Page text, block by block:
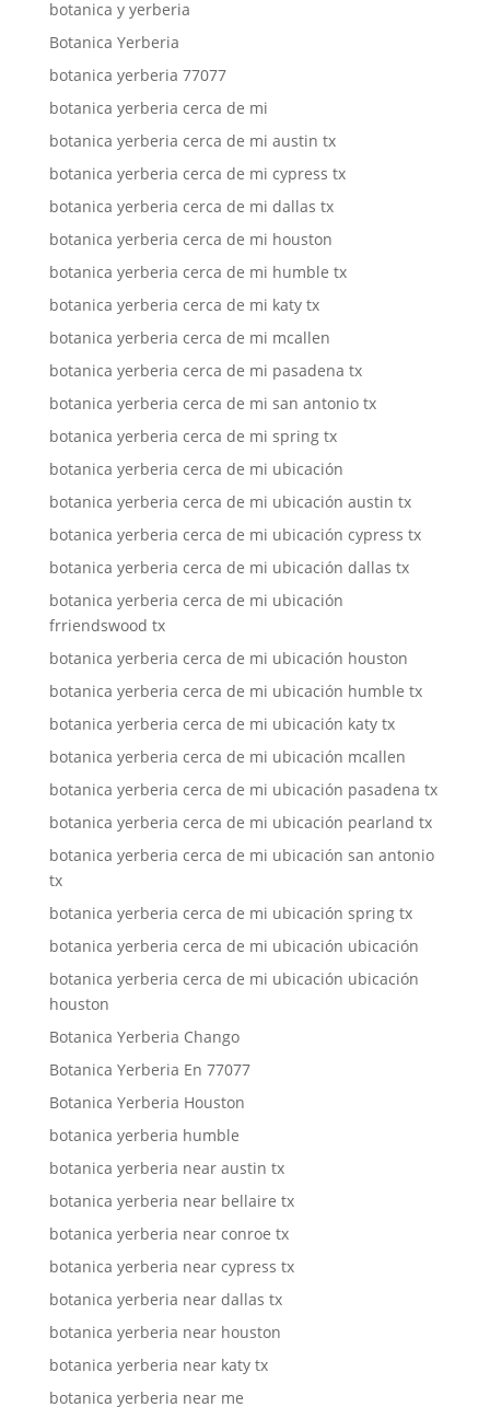
botanica y yerberia
Botanica Yerberia
botanica yerberia 77077
botanica yerberia cerca de mi
botanica yerberia cerca de mi austin tx
botanica yerberia cerca de mi cypress tx
botanica yerberia cerca de mi dallas tx
botanica yerberia cerca de mi houston
botanica yerberia cerca de mi humble tx
botanica yerberia cerca de mi katy tx
botanica yerberia cerca de mi mcallen
botanica yerberia cerca de mi pasadena tx
botanica yerberia cerca de mi san antonio tx
botanica yerberia cerca de mi spring tx
botanica yerberia cerca de mi ubicación
botanica yerberia cerca de mi ubicación austin tx
botanica yerberia cerca de mi ubicación cypress tx
botanica yerberia cerca de mi ubicación dallas tx
botanica yerberia cerca de mi ubicación
frriendswood tx
botanica yerberia cerca de mi ubicación houston
botanica yerberia cerca de mi ubicación humble tx
botanica yerberia cerca de mi ubicación katy tx
botanica yerberia cerca de mi ubicación mcallen
botanica yerberia cerca de mi ubicación pasadena tx
botanica yerberia cerca de mi ubicación pearland tx
botanica yerberia cerca de mi ubicación san antonio
tx
botanica yerberia cerca de mi ubicación spring tx
botanica yerberia cerca de mi ubicación ubicación
botanica yerberia cerca de mi ubicación ubicación
houston
Botanica Yerberia Chango
Botanica Yerberia En 77077
Botanica Yerberia Houston
botanica yerberia humble
botanica yerberia near austin tx
botanica yerberia near bellaire tx
botanica yerberia near conroe tx
botanica yerberia near cypress tx
botanica yerberia near dallas tx
botanica yerberia near houston
botanica yerberia near katy tx
botanica yerberia near me